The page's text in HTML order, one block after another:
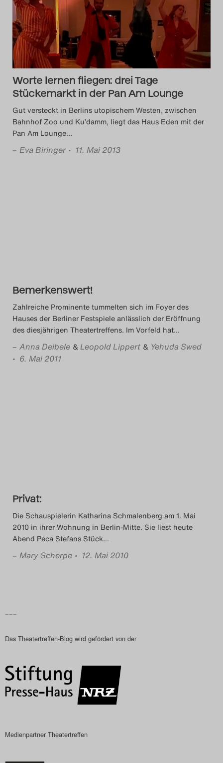
Das Theatertreffen-Blog
2014
Das Theatertreffen-Blog
2015
Das Theatertreffen-Blog
2016
Das Theatertreffen-Blog
Das Theatertreffen-Blog
2019
Das Theatertreffen-Blog
2020
Das Theatertreffen-Blog
2024
Das Theatertreffen-Blog
Impressum
Nutzungsbedingungen
Search
Worte lernen fliegen: drei Tage
Stückemarkt in der Pan Am Lounge
Gut versteckt in Berlins utopischem Westen, zwischen
Bahnhof Zoo und Ku’damm, liegt das Haus Eden mit der
Pan Am Lounge…
– Eva Biringer • 11. Mai 2013
Bemerkenswert!
Zahlreiche Prominente tummelten sich im Foyer des
Hauses der Berliner Festspiele anlässlich der Eröffnung
des diesjährigen Theatertreffens. Im Vorfeld hat…
– Anna Deibele &Leopold Lippert & Yehuda Swed
• 6. Mai 2011
Privat:
Die Schauspielerin Katharina Schmalenberg am 1. Mai
2010 in ihrer Wohnung in Berlin-Mitte. Sie liest heute
Abend Peca Stefans Stück…
– Mary Scherpe • 12. Mai 2010
–––
Das Theatertreffen-Blog wird gefördert von der
Medienpartner Theatertreffen